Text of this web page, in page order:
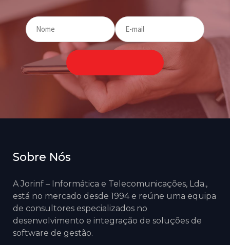
Sobre Nós
A Jorinf – Informática e Telecomunicações, Lda.,
está no mercado desde 1994 e reúne uma equipa
de consultores especializados no
desenvolvimento e integração de soluções de
software de gestão.